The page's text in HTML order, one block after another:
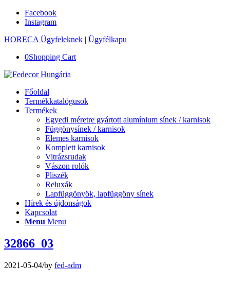
Facebook
Instagram
HORECA Ügyfeleknek | Ügyfélkapu
0Shopping Cart
Főoldal
Termékkatalógusok
Termékek
Egyedi méretre gyártott alumínium sínek / karnisok
Függönysínek / karnisok
Elemes karnisok
Komplett karnisok
Vitrázsrudak
Vászon rolók
Pliszék
Reluxák
Lapfüggönyök, lapfüggöny sínek
Hírek és újdonságok
Kapcsolat
Menu Menu
32866_03
2021-05-04/by fed-adm